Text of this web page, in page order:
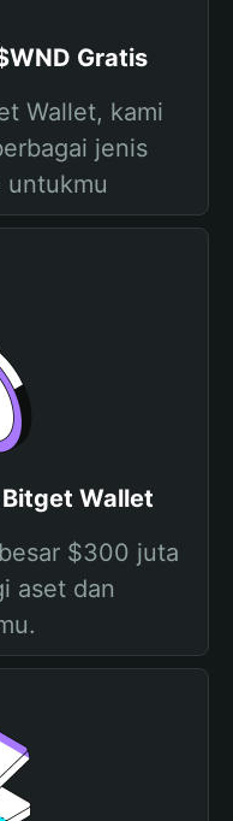
Gratis
Wallet, kami
jenis
untukmu
Wallet
$300 juta
aset dan